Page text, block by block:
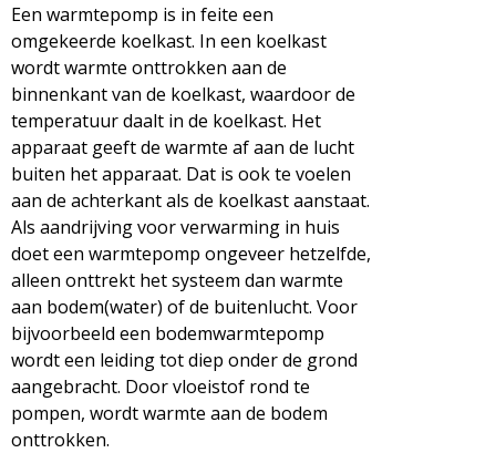
Een warmtepomp is in feite een
omgekeerde koelkast. In een koelkast
wordt warmte onttrokken aan de
binnenkant van de koelkast, waardoor de
temperatuur daalt in de koelkast. Het
apparaat geeft de warmte af aan de lucht
buiten het apparaat. Dat is ook te voelen
aan de achterkant als de koelkast aanstaat.
Als aandrijving voor verwarming in huis
doet een warmtepomp ongeveer hetzelfde,
alleen onttrekt het systeem dan warmte
aan bodem(water) of de buitenlucht. Voor
bijvoorbeeld een bodemwarmtepomp
wordt een leiding tot diep onder de grond
aangebracht. Door vloeistof rond te
pompen, wordt warmte aan de bodem
onttrokken.